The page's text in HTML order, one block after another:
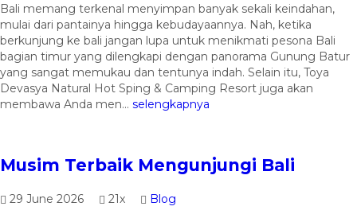
Bali memang terkenal menyimpan banyak sekali keindahan,
mulai dari pantainya hingga kebudayaannya. Nah, ketika
berkunjung ke bali jangan lupa untuk menikmati pesona Bali
bagian timur yang dilengkapi dengan panorama Gunung Batur
yang sangat memukau dan tentunya indah. Selain itu, Toya
Devasya Natural Hot Sping & Camping Resort juga akan
membawa Anda men... selengkapnya
Musim Terbaik Mengunjungi Bali
29 June 2026 21x
Blog